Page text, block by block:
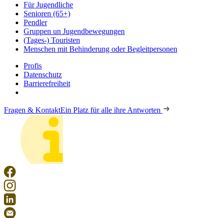
Für Jugendliche
Senioren (65+)
Pendler
Gruppen un Jugendbewegungen
(Tages-) Touristen
Menschen mit Behinderung oder Begleitpersonen
Profis
Datenschutz
Barrierefreiheit
Fragen & KontaktEin Platz für alle ihre Antworten